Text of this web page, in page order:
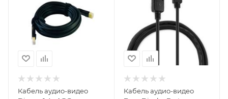
Кабель аудио-видео
Кабель аудио-видео